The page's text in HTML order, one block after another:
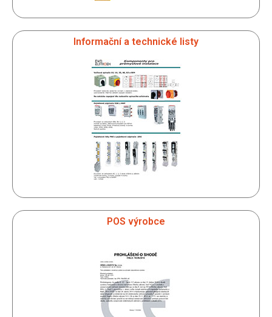
Informační a technické listy
POS výrobce